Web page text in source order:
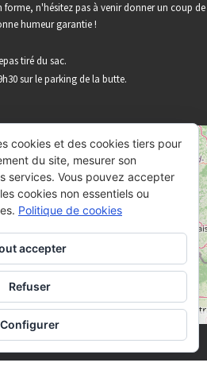
forme, n'hésitez pas à venir donner un coup de
humeur garantie !
tiré du sac.
sur le parking de la butte.
cookies et des cookies tiers pour
du site, mesurer son
services. Vous pouvez accepter
cookies non essentiels ou
Politique de cookies
accepter
Refuser
Configurer